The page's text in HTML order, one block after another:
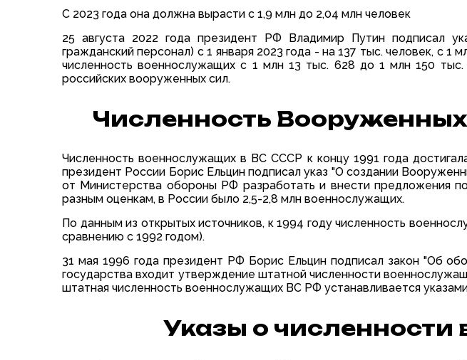
С 2023 года она должна вырасти с 1,9 млн до 2,04 млн человек
25 августа 2022 года президент РФ Владимир Путин подписал
гражданский персонал) с 1 января 2023 года - на 137 тыс. человек, с
численность военнослужащих с 1 млн 13 тыс. 628 до 1 млн 150
российских вооруженных сил.
Численность
Численность военнослужащих в ВС СССР к концу 1991 года
президент России Борис Ельцин подписал указ "О создании
от Министерства обороны РФ разработать и внести предложения
разным оценкам, в России было 2,5-2,8 млн военнослужащих.
По данным из открытых источников, к 1994 году численность
сравнению с 1992 годом).
31 мая 1996 года президент РФ Борис Ельцин подписал закон "Об
государства входит утверждение штатной численности
штатная численность военнослужащих ВС РФ устанавливается
Указы о